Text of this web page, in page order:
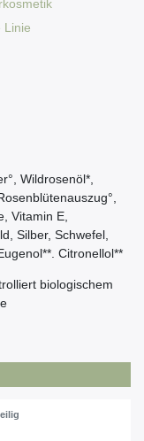
Linie
Wildrosenöl*,
Vitamin E,
Silber, Schwefel,
Citronellol**
biologischem